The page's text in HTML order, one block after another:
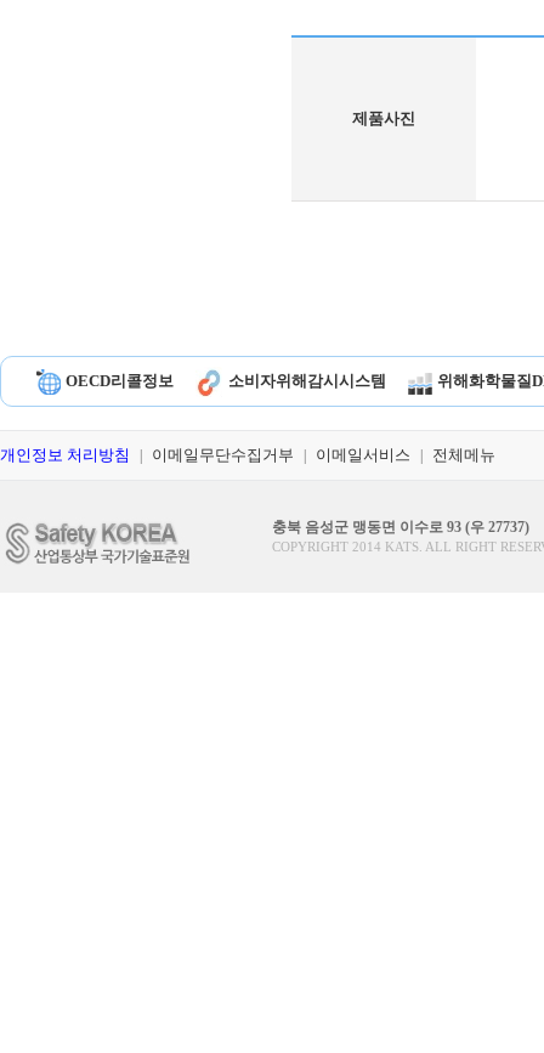
제품사진
OECD리콜정보 소비자위해감시시스템 위해화학물질
개인정보 처리방침 이메일무단수집거부 이메일서비스 전체메뉴
충북 음성군 맹동면 이수로 93 (우 27737)
COPYRIGHT 2014 KATS. ALL RIGHT